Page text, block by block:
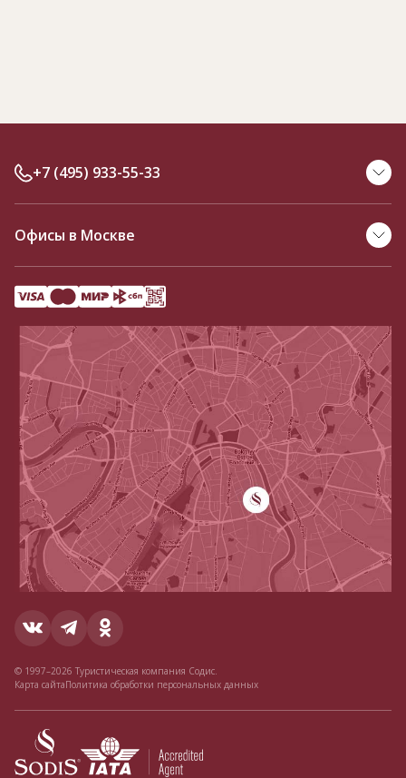
+7 (495) 933-55-33
Офисы в Москве
© 1997–2026 Туристическая компания Содис.
Карта сайтаПолитика обработки персональных данных